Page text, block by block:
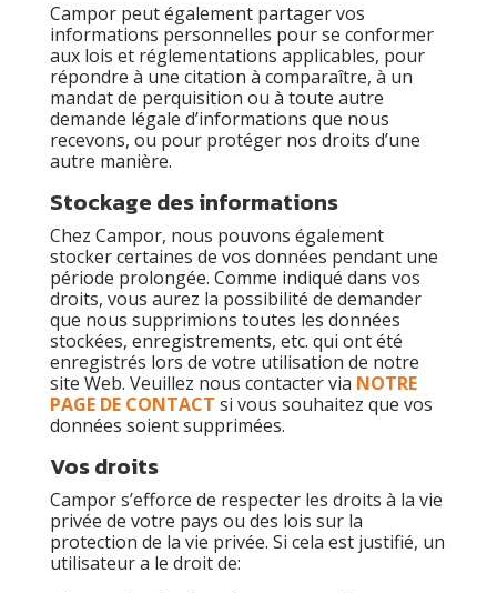
Campor peut également partager vos
informations personnelles pour se conformer
aux lois et réglementations applicables, pour
répondre à une citation à comparaître, à un
mandat de perquisition ou à toute autre
demande légale d’informations que nous
recevons, ou pour protéger nos droits d’une
autre manière.
Stockage des informations
Chez Campor, nous pouvons également
stocker certaines de vos données pendant une
période prolongée. Comme indiqué dans vos
droits, vous aurez la possibilité de demander
que nous supprimions toutes les données
stockées, enregistrements, etc. qui ont été
enregistrés lors de votre utilisation de notre
site Web. Veuillez nous contacter via NOTRE
PAGE DE CONTACT si vous souhaitez que vos
données soient supprimées.
Vos droits
Campor s’efforce de respecter les droits à la vie
privée de votre pays ou des lois sur la
protection de la vie privée. Si cela est justifié, un
utilisateur a le droit de: